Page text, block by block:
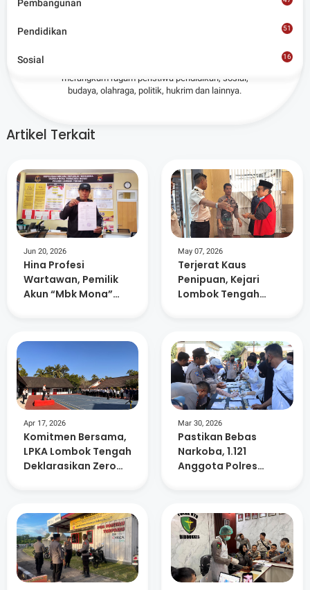
merangkum ragam peristiwa pendidikan, sosial,
budaya, olahraga, politik, hukrim dan lainnya.
Artikel Terkait
Jun 20, 2026
Hina Profesi
Wartawan, Pemilik
Akun “Mbk Mona”
May 07, 2026
Terjerat Kaus
Penipuan, Kejari
Lombok Tengah
Apr 17, 2026
Komitmen Bersama,
LPKA Lombok Tengah
Deklarasikan Zero
Mar 30, 2026
‎Pastikan Bebas
Narkoba, 1.121
Anggota Polres
Pembangunan
Pendidikan 51
Sosial
16